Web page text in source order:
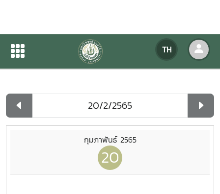
TH
ปฏิทินกิจกรรมของหน่วยงาน
ปฏิทินกิจกรรมของหน่วยงาน
กุมภาพันธ์ 2565
20